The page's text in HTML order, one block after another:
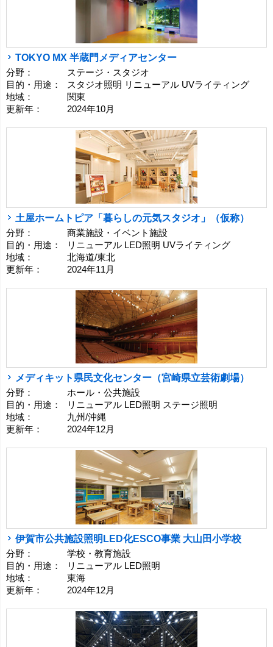
TOKYO MX 半蔵門メディアセンター
分野：
ステージ・スタジオ
目的・用途：
スタジオ照明 リニューアル UVライティング
地域：
関東
更新年：
2024年10月
土屋ホームトピア「暮らしの元気スタジオ」（仮称）
分野：
商業施設・イベント施設
目的・用途：
リニューアル LED照明 UVライティング
地域：
北海道/東北
更新年：
2024年11月
メディキット県民文化センター（宮崎県立芸術劇場）
分野：
ホール・公共施設
目的・用途：
リニューアル LED照明 ステージ照明
地域：
九州/沖縄
更新年：
2024年12月
伊賀市公共施設照明LED化ESCO事業 大山田小学校
分野：
学校・教育施設
目的・用途：
リニューアル LED照明
地域：
東海
更新年：
2024年12月